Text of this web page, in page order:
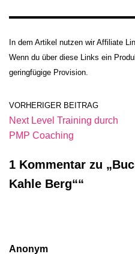
In dem Artikel nutzen wir Affiliate
Wenn du über diese Links ein
geringfügige Provision.
VORHERIGER BEITRAG
Next Level Training durch
PMP Coaching
1 Kommentar zu
Kahle Berg““
Anonym